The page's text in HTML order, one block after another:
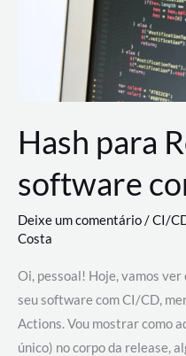
desenvolvimento
Hash para
software
Deixe um comentário/CI/
Costa
Oi, pessoal! Hoje, vamos
seu software com CI/CD,
Actions. Vou mostrar como
único) no corpo da release,